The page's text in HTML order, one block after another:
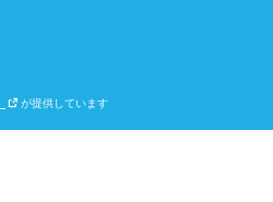
が提供しています